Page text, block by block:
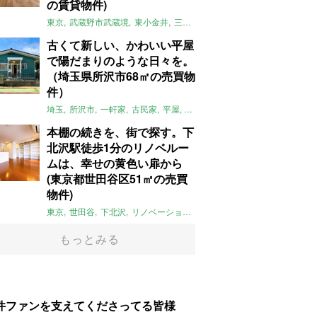
の賃貸物件)
東京 武蔵野市武蔵境 東小金井 三鷹
古くて新しい、かわいい平屋
で陽だまりのような日々を。
（埼玉県所沢市68㎡の売買物
件）
埼玉 所沢市 一軒家 古民家 平屋 庭
本棚の続きを、街で探す。下
北沢駅徒歩1分のリノベルー
ムは、幸せの黄色い扉から
(東京都世田谷区51㎡の売買
物件)
東京 世田谷 下北沢 リノベーション
もっとみる
ファンを支えてくださってる皆様